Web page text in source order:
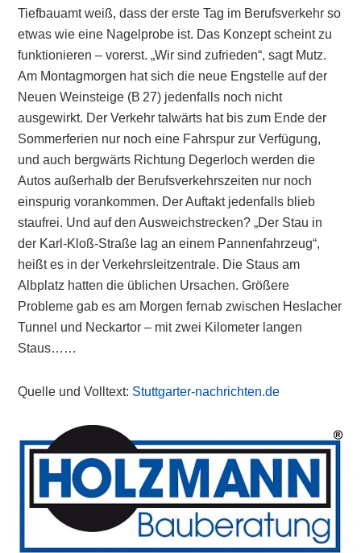
Tiefbauamt weiß, dass der erste Tag im Berufsverkehr so
etwas wie eine Nagelprobe ist. Das Konzept scheint zu
funktionieren – vorerst. „Wir sind zufrieden“, sagt Mutz.
Am Montagmorgen hat sich die neue Engstelle auf der
Neuen Weinsteige (B 27) jedenfalls noch nicht
ausgewirkt. Der Verkehr talwärts hat bis zum Ende der
Sommerferien nur noch eine Fahrspur zur Verfügung,
und auch bergwärts Richtung Degerloch werden die
Autos außerhalb der Berufsverkehrs­zeiten nur noch
einspurig vorankommen. Der Auftakt jedenfalls blieb
staufrei. Und auf den Ausweichstrecken? „Der Stau in
der Karl-Kloß-Straße lag an einem ­Pannenfahrzeug“,
heißt es in der Verkehrsleitzentrale. Die Staus am
Albplatz hatten die üblichen Ursachen. Größere
Probleme gab es am Morgen fernab ­zwischen Heslacher
Tunnel und Neckartor – mit zwei ­Kilometer langen
Staus……
Quelle und Volltext: Stuttgarter-nachrichten.de
Primary
Sidebar